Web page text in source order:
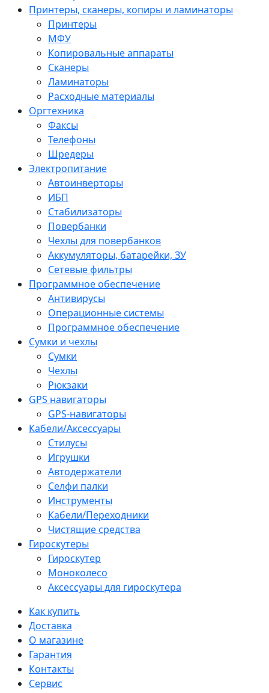
Принтеры, сканеры, копиры и ламинаторы
Принтеры
МФУ
Копировальные аппараты
Сканеры
Ламинаторы
Расходные материалы
Оргтехника
Факсы
Телефоны
Шредеры
Электропитание
Автоинверторы
ИБП
Стабилизаторы
Повербанки
Чехлы для повербанков
Аккумуляторы, батарейки, ЗУ
Сетевые фильтры
Программное обеспечение
Антивирусы
Операционные системы
Программное обеспечение
Сумки и чехлы
Сумки
Чехлы
Рюкзаки
GPS навигаторы
GPS-навигаторы
Кабели/Аксессуары
Стилусы
Игрушки
Автодержатели
Селфи палки
Инструменты
Кабели/Переходники
Чистящие средства
Гироскутеры
Гироскутер
Моноколесо
Аксессуары для гироскутера
Как купить
Доставка
О магазине
Гарантия
Контакты
Сервис